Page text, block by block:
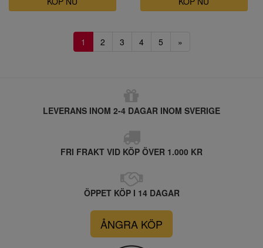
1 2 3 4 5 »
LEVERANS INOM 2-4 DAGAR INOM SVERIGE
FRI FRAKT VID KÖP ÖVER 1.000 KR
ÖPPET KÖP I 14 DAGAR
ÅNGRA KÖP